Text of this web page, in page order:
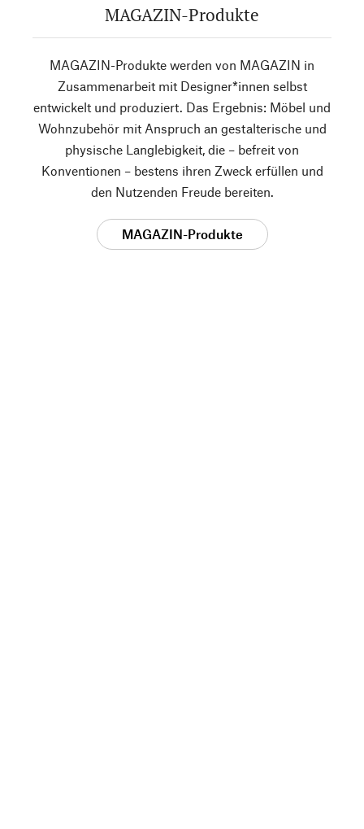
MAGAZIN-Produkte
MAGAZIN-Produkte werden von MAGAZIN in
Zusammenarbeit mit Designer*innen selbst
entwickelt und produziert. Das Ergebnis: Möbel und
Wohnzubehör mit Anspruch an gestalterische und
physische Langlebigkeit, die – befreit von
Konventionen – bestens ihren Zweck erfüllen und
den Nutzenden Freude bereiten.
MAGAZIN-Produkte